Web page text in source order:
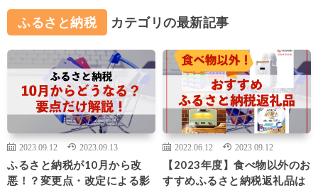
ふるさと納税 カテゴリの最新記事
2023.09.12 2023.09.13
ふるさと納税が10月から改
悪！？変更点・改定による影
2022.06.12 2023.09.12
【2023年度】食べ物以外のお
すすめふるさと納税返礼品は